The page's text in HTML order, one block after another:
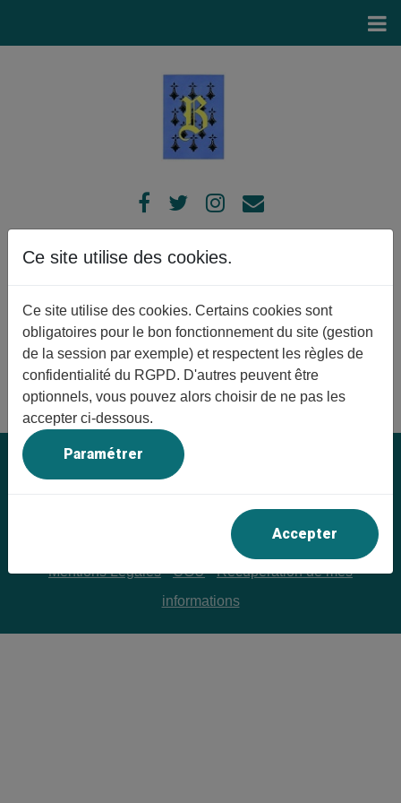
Nos évènements
ASSOCIATION
PARTENARIAT
© UTL Pays de Brocéliande 35
Mentions Légales-CGU-Récupération de mes
informations
Ce site utilise des cookies.
Ce site utilise des cookies. Certains cookies sont
obligatoires pour le bon fonctionnement du site (gestion
de la session par exemple) et respectent les règles de
confidentialité du RGPD. D'autres peuvent être
optionnels, vous pouvez alors choisir de ne pas les
accepter ci-dessous.
Paramétrer
Accepter